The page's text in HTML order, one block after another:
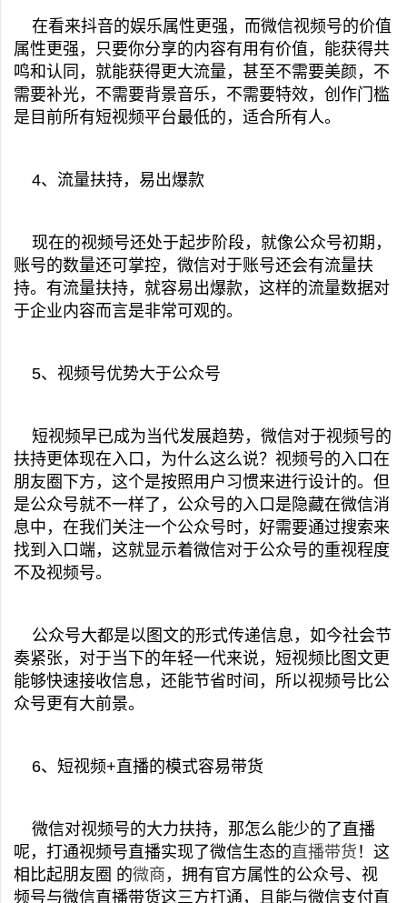
在看来抖音的娱乐属性更强，而微信视频号的价值
属性更强，只要你分享的内容有用有价值，能获得共
鸣和认同，就能获得更大流量，甚至不需要美颜，不
需要补光，不需要背景音乐，不需要特效，创作门槛
是目前所有短视频平台最低的，适合所有人。
4、流量扶持，易出爆款
现在的视频号还处于起步阶段，就像公众号初期，
账号的数量还可掌控，微信对于账号还会有流量扶
持。有流量扶持，就容易出爆款，这样的流量数据对
于企业内容而言是非常可观的。
5、视频号优势大于公众号
短视频早已成为当代发展趋势，微信对于视频号的
扶持更体现在入口，为什么这么说？视频号的入口在
朋友圈下方，这个是按照用户习惯来进行设计的。但
是公众号就不一样了，公众号的入口是隐藏在微信消
息中，在我们关注一个公众号时，好需要通过搜索来
找到入口端，这就显示着微信对于公众号的重视程度
不及视频号。
公众号大都是以图文的形式传递信息，如今社会节
奏紧张，对于当下的年轻一代来说，短视频比图文更
能够快速接收信息，还能节省时间，所以视频号比公
众号更有大前景。
6、短视频+直播的模式容易带货
微信对视频号的大力扶持，那怎么能少的了直播
呢，打通视频号直播实现了微信生态的直播带货 ！这
相比起朋友圈 的微商 ，拥有官方属性的公众号、视
频号与微信直播带货这三方打通，且能与微信支付直